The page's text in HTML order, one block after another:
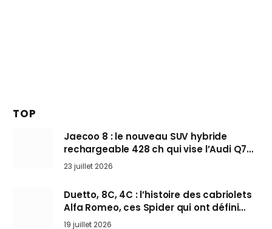
TOP
Jaecoo 8 : le nouveau SUV hybride
rechargeable 428 ch qui vise l’Audi Q7
arrive en Europe cet automne
23 juillet 2026
Duetto, 8C, 4C : l’histoire des cabriolets
Alfa Romeo, ces Spider qui ont défini
l’art de rouler cheveux au vent
19 juillet 2026